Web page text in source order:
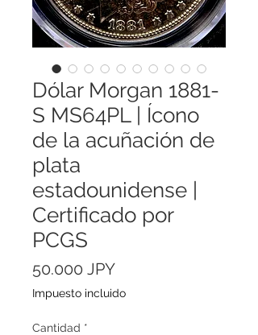
Dólar Morgan 1881-
S MS64PL | Ícono
de la acuñación de
plata
estadounidense |
Certificado por
PCGS
50.000 JPYPrecio
Impuesto incluido
Cantidad *